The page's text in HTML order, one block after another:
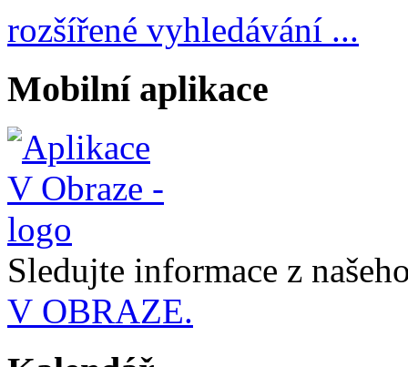
rozšířené vyhledávání ...
Mobilní aplikace
Sledujte informace z
V OBRAZE.